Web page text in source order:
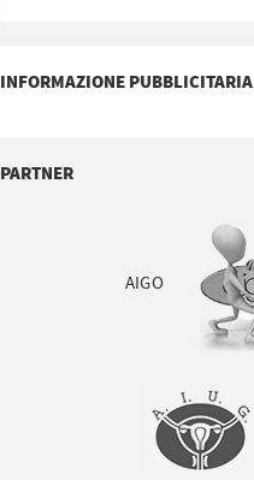
INFORMAZIONE PUBBLICITARIA
PARTNER
AIGO